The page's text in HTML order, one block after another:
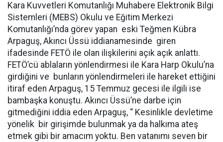
Kara Kuvvetleri Komutanlığı Muhabere Elektronik Bilgi
Sistemleri (MEBS) Okulu ve Eğitim Merkezi
Komutanlığı’nda görev yapan eski Teğmen Kübra
Arpaguş, Akıncı Üssü iddianamesinde giren
ifadesinde FETÖ ile olan ilişkilerini açık açık anlattı.
FETÖ’cü ablaların yönlendirmesi ile Kara Harp Okulu’na
girdiğini ve bunların yönlendirmeleri ile hareket ettiğini
itiraf eden Arpaguş, 15 Temmuz gecesi ile ilgili ise
bambaşka konuştu. Akıncı Üssü’ne darbe için
gitmediğini iddia eden Arpaguş, “ Kesinlikle devletime
yönelik bir girişimde bulunmak ya da halkıma ateş
etmek gibi bir amacım yoktu. Ben vatanımı seven bir